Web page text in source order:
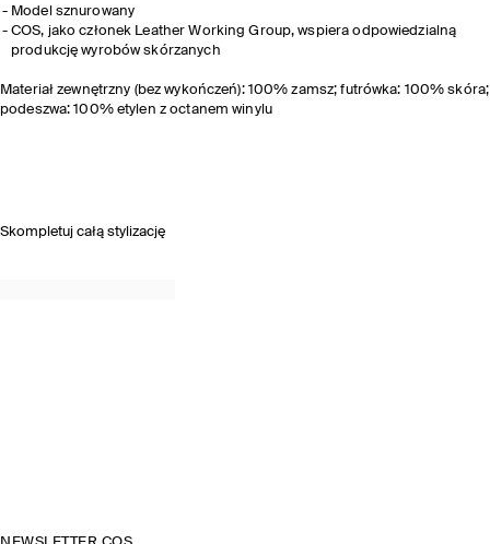
Model sznurowany
COS, jako członek Leather Working Group, wspiera odpowiedzialną
produkcję wyrobów skórzanych
Materiał zewnętrzny (bez wykończeń): 100% zamsz; futrówka: 100% skóra;
podeszwa: 100% etylen z octanem winylu
Skompletuj całą stylizację